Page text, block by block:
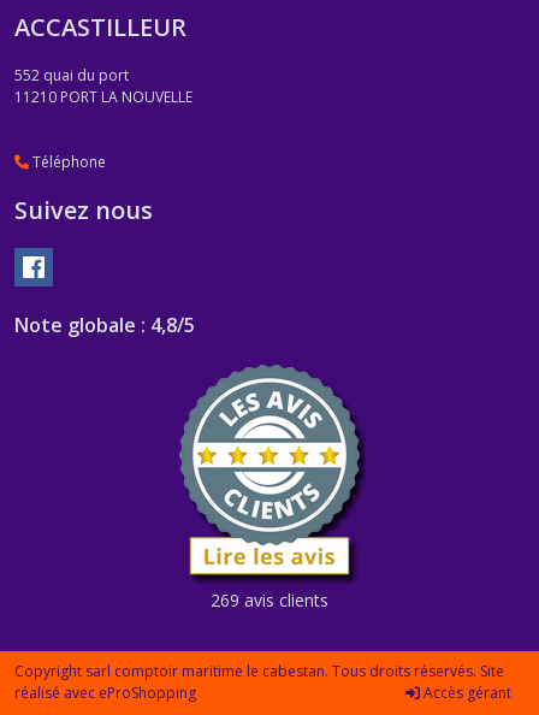
ACCASTILLEUR
552 quai du port
11210 PORT LA NOUVELLE
Téléphone
Suivez nous
Note globale : 4,8/5
269 avis clients
Copyright sarl comptoir maritime le cabestan. Tous droits réservés. Site
réalisé avec eProShopping Accès gérant